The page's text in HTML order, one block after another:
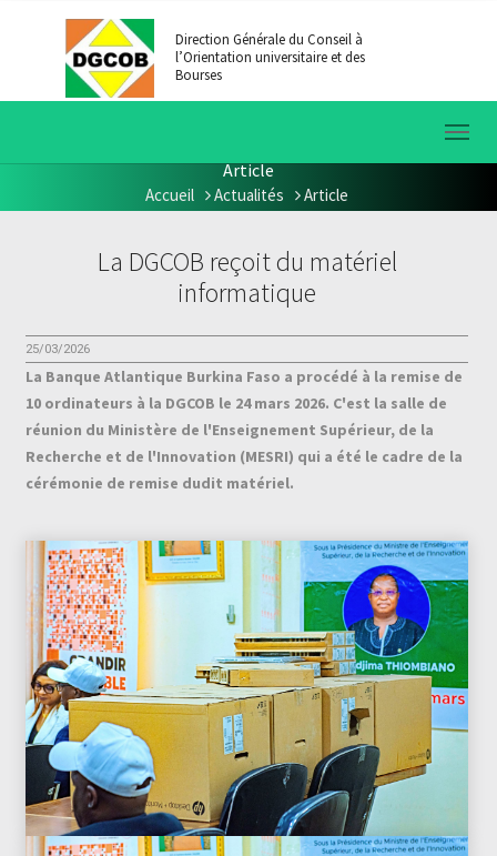
Direction Générale du Conseil à
l’Orientation universitaire et des
Bourses
Article
Accueil Actualités Article
La DGCOB reçoit du matériel
informatique
25/03/2026
La Banque Atlantique Burkina Faso a procédé à la remise de
10 ordinateurs à la DGCOB le 24 mars 2026. C'est la salle de
réunion du Ministère de l'Enseignement Supérieur, de la
Recherche et de l'Innovation (MESRI) qui a été le cadre de la
cérémonie de remise dudit matériel.